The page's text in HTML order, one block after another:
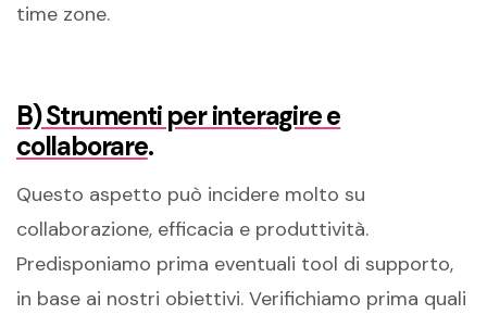
time zone.
B) Strumenti per interagire e
collaborare.
Questo aspetto può incidere molto su
collaborazione, efficacia e produttività.
Predisponiamo prima eventuali tool di supporto,
in base ai nostri obiettivi. Verifichiamo prima quali